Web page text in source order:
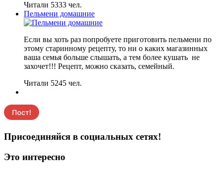
Читали 5333 чел.
Пельмени домашние
Если вы хоть раз попробуете приготовить пельмени по
этому старинному рецепту, то ни о каких магазинных
ваша семья больше слышать, а тем более кушать не
захочет!!! Рецепт, можно сказать, семейный.
Читали 5245 чел.
Присоединяйся в социальных сетях!
Это интересно